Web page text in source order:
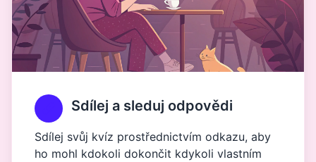
Sdílej a sleduj odpovědi
Sdílej svůj kvíz prostřednictvím odkazu, aby
ho mohl kdokoli dokončit kdykoli vlastním